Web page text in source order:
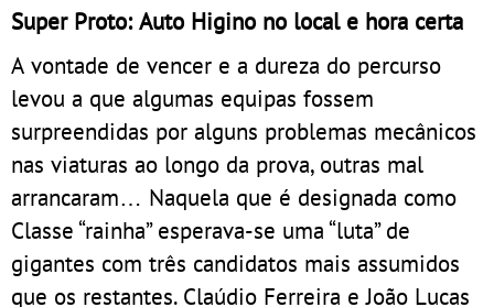
Super Proto: Auto Higino no local e hora certa
A vontade de vencer e a dureza do percurso
levou a que algumas equipas fossem
surpreendidas por alguns problemas mecânicos
nas viaturas ao longo da prova, outras mal
arrancaram… Naquela que é designada como
Classe “rainha” esperava-se uma “luta” de
gigantes com três candidatos mais assumidos
que os restantes. Claúdio Ferreira e João Lucas